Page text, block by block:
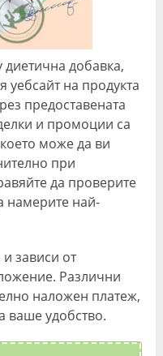
диетична добавка,
уебсайт на продукта
предоставената
и промоции са
може да ви
при
да проверите
намерите най-
зависи от
Различни
наложен платеж,
ваше удобство.